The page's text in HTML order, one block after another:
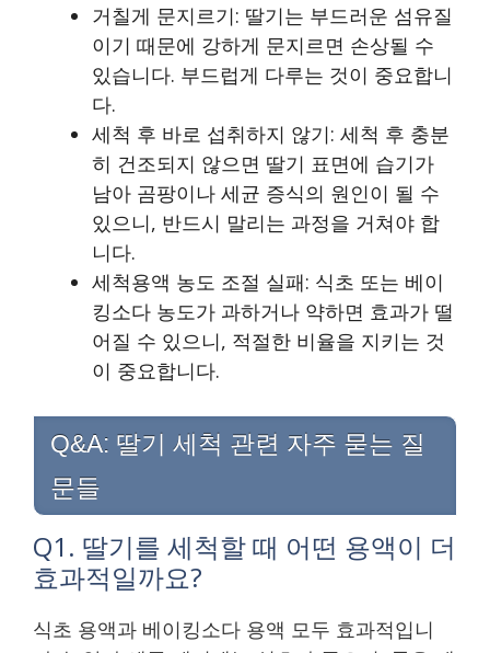
거칠게 문지르기: 딸기는 부드러운 섬유질
이기 때문에 강하게 문지르면 손상될 수
있습니다. 부드럽게 다루는 것이 중요합니
다.
세척 후 바로 섭취하지 않기: 세척 후 충분
히 건조되지 않으면 딸기 표면에 습기가
남아 곰팡이나 세균 증식의 원인이 될 수
있으니, 반드시 말리는 과정을 거쳐야 합
니다.
세척용액 농도 조절 실패: 식초 또는 베이
킹소다 농도가 과하거나 약하면 효과가 떨
어질 수 있으니, 적절한 비율을 지키는 것
이 중요합니다.
Q&A: 딸기 세척 관련 자주 묻는 질
문들
Q1. 딸기를 세척할 때 어떤 용액이 더
효과적일까요?
식초 용액과 베이킹소다 용액 모두 효과적입니